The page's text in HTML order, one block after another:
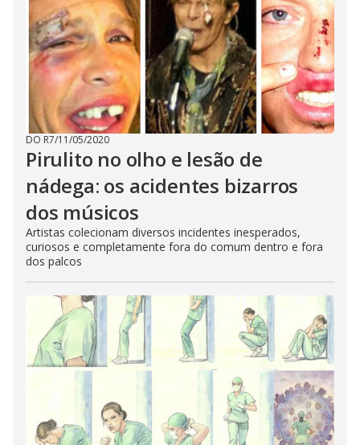
DO R7/11/05/2020
Pirulito no olho e lesão de
nádega: os acidentes bizarros
dos músicos
Artistas colecionam diversos incidentes inesperados,
curiosos e completamente fora do comum dentro e fora
dos palcos